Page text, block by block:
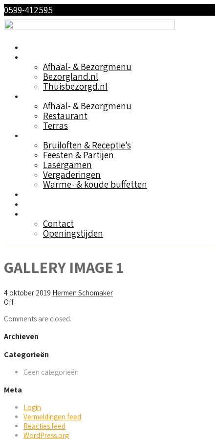
0599-412595
Afhaal- & Bezorgmenu
Bezorgland.nl
Thuisbezorgd.nl
Afhaal- & Bezorgmenu
Restaurant
Terras
Bruiloften & Receptie’s
Feesten & Partijen
Lasergamen
Vergaderingen
Warme- & koude buffetten
Contact
Openingstijden
GALLERY IMAGE 1
4 oktober 2019 Hermen Schomaker
Off
Comments are closed.
Archieven
Categorieën
Geen categorieën
Meta
Login
Vermeldingen feed
Reacties feed
WordPress.org